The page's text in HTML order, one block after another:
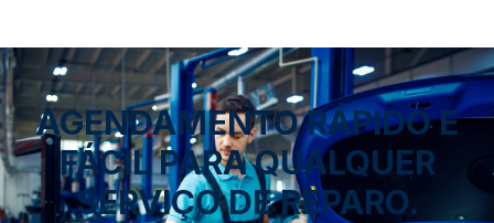
AGENDAMENTO RÁPIDO E
FÁCIL PARA QUALQUER
SERVIÇO DE REPARO.